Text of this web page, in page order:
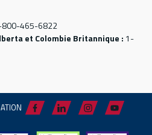
465-6822
et Colombie Britannique : 1-